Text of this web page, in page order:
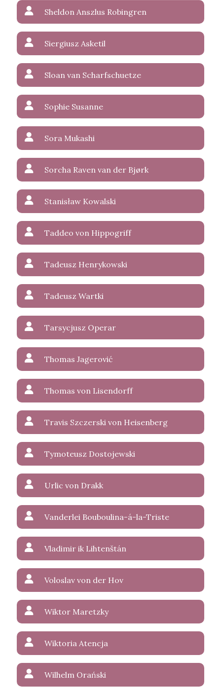
Sheldon Anszlus Robingren
Siergiusz Asketil
Sloan van Scharfschuetze
Sophie Susanne
Sora Mukashi
Sorcha Raven van der Bjørk
Stanisław Kowalski
Taddeo von Hippogriff
Tadeusz Henrykowski
Tadeusz Wartki
Tarsycjusz Operar
Thomas Jagerović
Thomas von Lisendorff
Travis Szczerski von Heisenberg
Tymoteusz Dostojewski
Urlic von Drakk
Vanderlei Bouboulina-á-la-Triste
Vladimir ik Lihtenštán
Voloslav von der Hov
Wiktor Maretzky
Wiktoria Atencja
Wilhelm Orański